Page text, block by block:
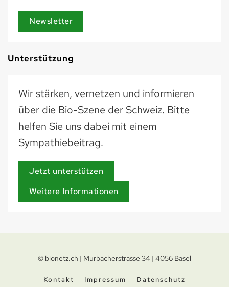
Newsletter
Unterstützung
Wir stärken, vernetzen und informieren
über die Bio-Szene der Schweiz. Bitte
helfen Sie uns dabei mit einem
Sympathiebeitrag.
Jetzt unterstützen
Weitere Informationen
© bionetz.ch | Murbacherstrasse 34 | 4056 Basel
Kontakt Impressum Datenschutz